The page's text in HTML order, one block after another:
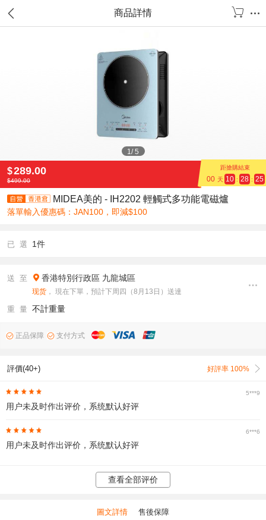
商品詳情
1/5
$289.00 距搶購結束
00 天 10 : 28 : 23
$499.00
MIDEA美的 - IH2202 輕觸式多功能電磁爐
落單輸入優惠碼：JAN100，即減$100
已 選 1件
送 至 香港特別行政區 九龍城區
现货 ， 現在下單，預計下周四（8月13日）送達
重 量 不計重量
正品保障 支付方式
評價(40+) 好評率 100%
5***9
用户未及时作出评价，系统默认好评
6***6
用户未及时作出评价，系统默认好评
查看全部评价
圖文詳情 售後保障